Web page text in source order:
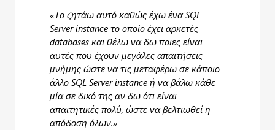
«Το ζητάω αυτό καθώς έχω ένα SQL
Server instance το οποίο έχει αρκετές
databases και θέλω να δω ποιες είναι
αυτές που έχουν μεγάλες απαιτήσεις
μνήμης ώστε να τις μεταφέρω σε κάποιο
άλλο SQL Server instance ή να βάλω κάθε
μία σε δικό της αν δω ότι είναι
απαιτητικές πολύ, ώστε να βελτιωθεί η
απόδοση όλων.»